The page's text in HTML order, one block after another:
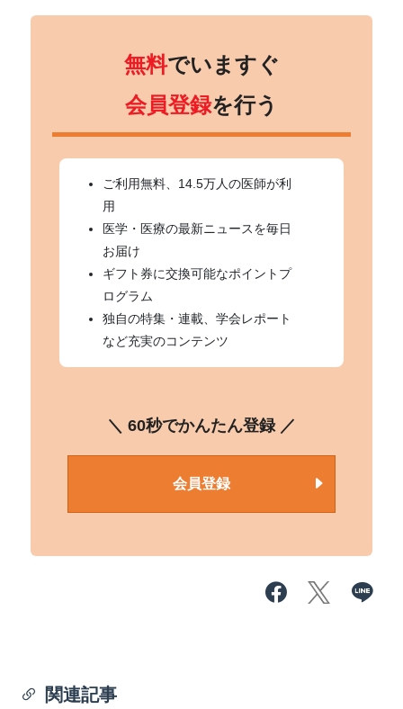
無料でいますぐ
会員登録を行う
ご利用無料、14.5万人の医師が利
用
医学・医療の最新ニュースを毎日
お届け
ギフト券に交換可能なポイントプ
ログラム
独自の特集・連載、学会レポート
など充実のコンテンツ
＼ 60秒でかんたん登録 ／
会員登録
関連記事